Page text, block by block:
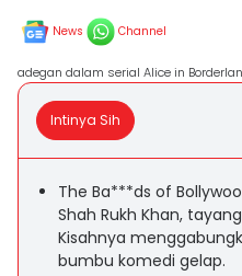
News Channel
adegan dalam serial Alice in
Intinya Sih
The Ba***ds of
Shah Rukh Khan,
Kisahnya
bumbu komedi gelap.